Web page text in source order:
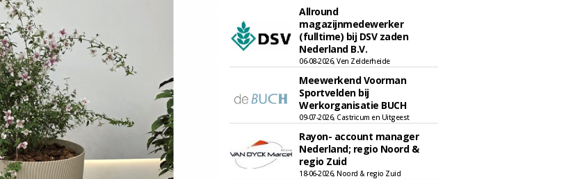
Allround
magazijnmedewerker
(fulltime) bij DSV zaden
Nederland B.V.
06-08-2026, Ven Zelderheide
Meewerkend Voorman
Sportvelden bij
Werkorganisatie BUCH
09-07-2026, Castricum en Uitgeest
Rayon- account manager
Nederland; regio Noord &
regio Zuid
18-06-2026, Noord & regio Zuid